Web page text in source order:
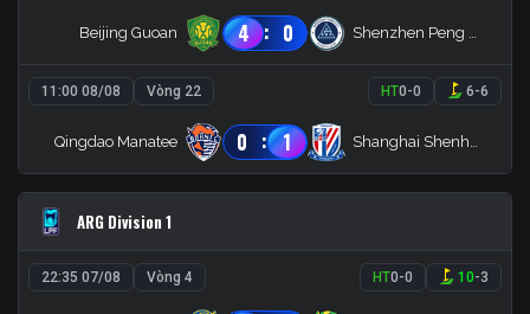
Beijing Guoan 4 : 0 Shenzhen Peng City
11:00 08/08 Vòng 22 HT0-0 6-6
Qingdao Manatee 0 : 1 Shanghai Shenhua
ARG Division 1
22:35 07/08 Vòng 4 HT0-0 10-3